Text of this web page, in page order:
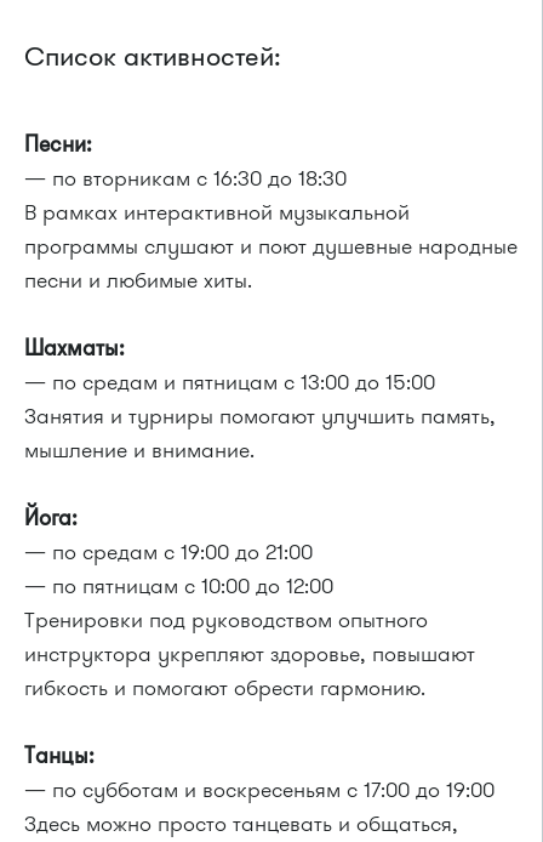
Список активностей:
Песни:
— по вторникам с 16:30 до 18:30
В рамках интерактивной музыкальной
программы слушают и поют душевные народные
песни и любимые хиты.
Шахматы:
— по средам и пятницам с 13:00 до 15:00
Занятия и турниры помогают улучшить память,
мышление и внимание.
Йога:
— по средам с 19:00 до 21:00
— по пятницам с 10:00 до 12:00
Тренировки под руководством опытного
инструктора укрепляют здоровье, повышают
гибкость и помогают обрести гармонию.
Танцы:
— по субботам и воскресеньям с 17:00 до 19:00
Здесь можно просто танцевать и общаться,